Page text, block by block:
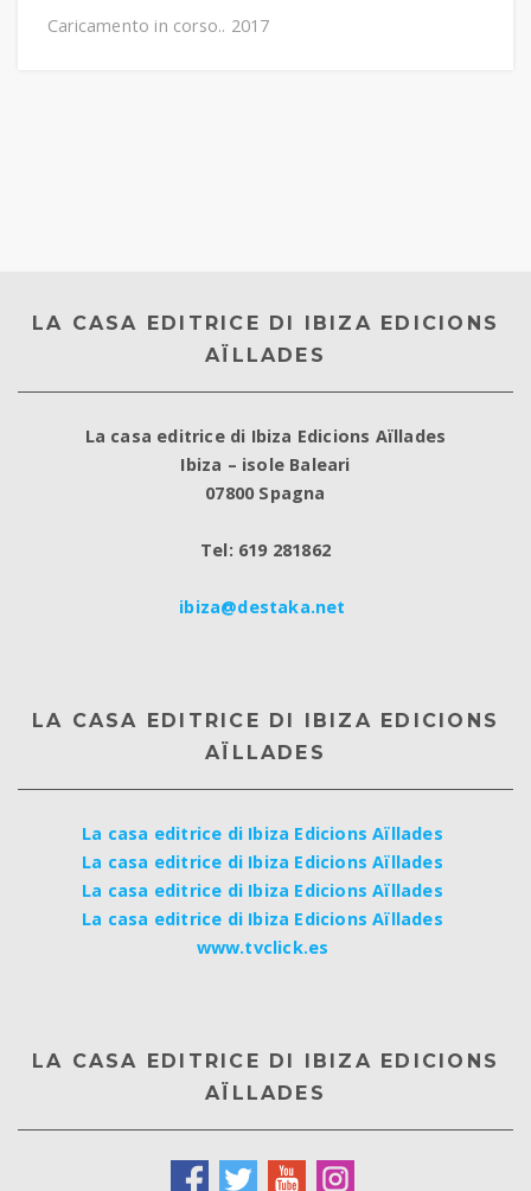
Caricamento in corso.. 2017
LA CASA EDITRICE DI IBIZA EDICIONS
AÏLLADES
La casa editrice di Ibiza Edicions Aïllades
Ibiza – isole Baleari
07800 Spagna
Tel: 619 281862
ibiza@destaka.net
LA CASA EDITRICE DI IBIZA EDICIONS
AÏLLADES
La casa editrice di Ibiza Edicions Aïllades
La casa editrice di Ibiza Edicions Aïllades
La casa editrice di Ibiza Edicions Aïllades
La casa editrice di Ibiza Edicions Aïllades
www.tvclick.es
LA CASA EDITRICE DI IBIZA EDICIONS
AÏLLADES